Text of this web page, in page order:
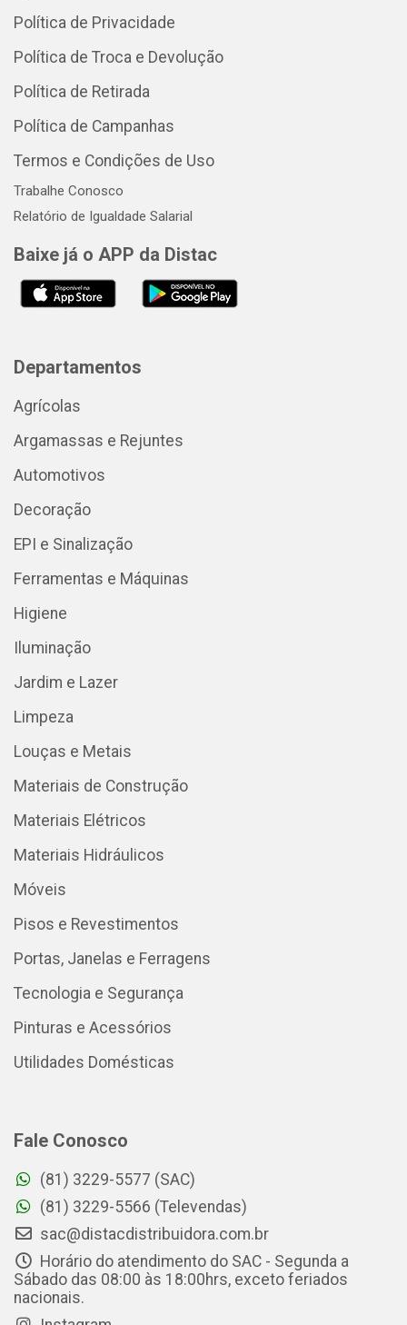
Política de Privacidade
Política de Troca e Devolução
Política de Retirada
Política de Campanhas
Termos e Condições de Uso
Trabalhe Conosco
Relatório de Igualdade Salarial
Baixe já o APP da Distac
Departamentos
Agrícolas
Argamassas e Rejuntes
Automotivos
Decoração
EPI e Sinalização
Ferramentas e Máquinas
Higiene
Iluminação
Jardim e Lazer
Limpeza
Louças e Metais
Materiais de Construção
Materiais Elétricos
Materiais Hidráulicos
Móveis
Pisos e Revestimentos
Portas, Janelas e Ferragens
Tecnologia e Segurança
Pinturas e Acessórios
Utilidades Domésticas
Fale Conosco
(81) 3229-5577 (SAC)
(81) 3229-5566 (Televendas)
sac@distacdistribuidora.com.br
Horário do atendimento do SAC - Segunda a
Sábado das 08:00 às 18:00hrs, exceto feriados
nacionais.